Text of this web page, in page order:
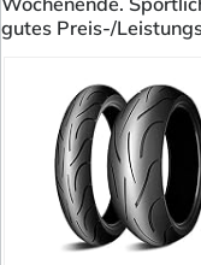
gutes Preis-/